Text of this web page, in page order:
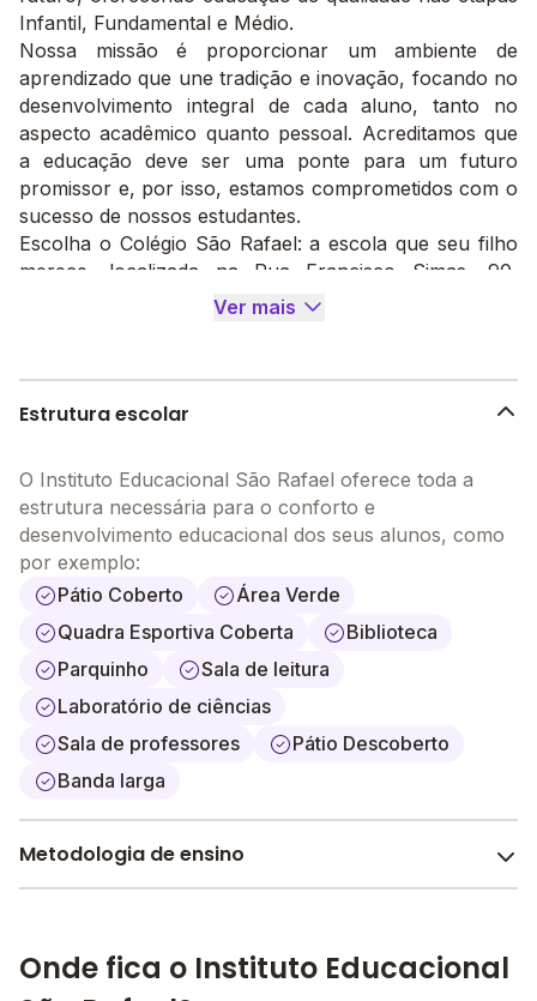
Infantil, Fundamental e Médio.
Nossa missão é proporcionar um ambiente de
aprendizado que une tradição e inovação, focando no
desenvolvimento integral de cada aluno, tanto no
aspecto acadêmico quanto pessoal. Acreditamos que
a educação deve ser uma ponte para um futuro
promissor e, por isso, estamos comprometidos com o
sucesso de nossos estudantes.
Escolha o Colégio São Rafael: a escola que seu filho
merece, localizada na Rua Francisco Simas, 90,
Senhor do Bonfim, 48970-000. Junte-se a nós e
Ver mais
Estrutura escolar
O Instituto Educacional São Rafael oferece toda a
estrutura necessária para o conforto e
desenvolvimento educacional dos seus alunos, como
por exemplo:
Pátio Coberto
Área Verde
Quadra Esportiva Coberta
Biblioteca
Parquinho
Sala de leitura
Laboratório de ciências
Sala de professores
Pátio Descoberto
Banda larga
Metodologia de ensino
adotados pela escola no processo de ensino e
Onde fica o Instituto Educacional